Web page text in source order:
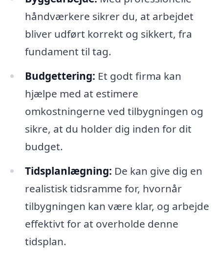
håndværkere sikrer du, at arbejdet
bliver udført korrekt og sikkert, fra
fundament til tag.
Budgettering: Et godt firma kan
hjælpe med at estimere
omkostningerne ved tilbygningen og
sikre, at du holder dig inden for dit
budget.
Tidsplanlægning: De kan give dig en
realistisk tidsramme for, hvornår
tilbygningen kan være klar, og arbejde
effektivt for at overholde denne
tidsplan.